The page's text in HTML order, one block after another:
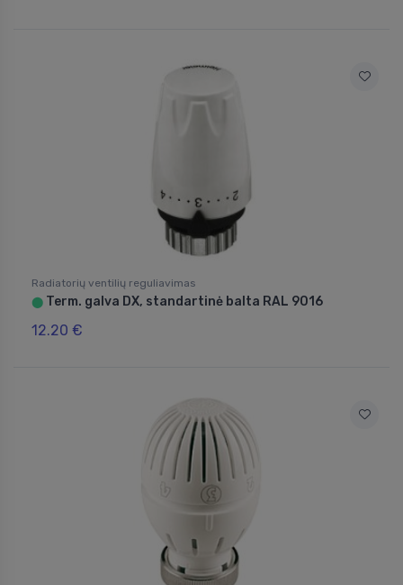
Radiatorių ventilių reguliavimas
⬤ Term. galva DX, standartinė balta RAL 9016
12.20 €